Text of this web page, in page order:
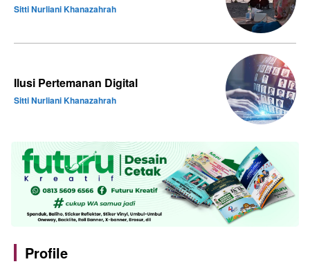
Sitti Nurliani Khanazahrah
Ilusi Pertemanan Digital
Sitti Nurliani Khanazahrah
Profile